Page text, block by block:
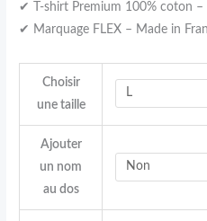
✔ T-shirt Premium 100% coton –
✔ Marquage FLEX – Made in
Choisir
une taille
Ajouter
un nom
au dos